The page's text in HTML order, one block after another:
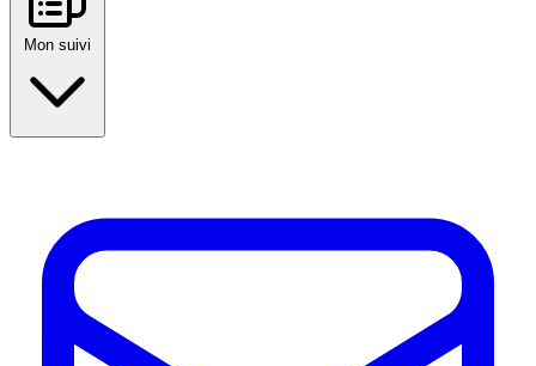
Mon suivi